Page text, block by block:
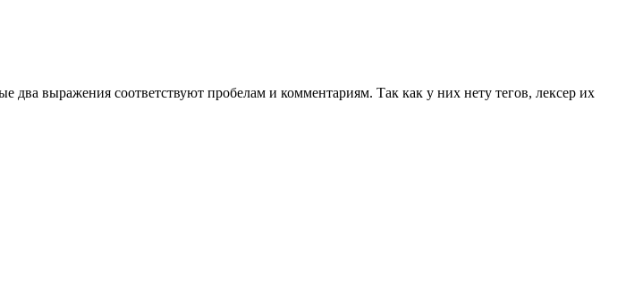
выражения соответствуют пробелам и комментариям. Так как у них нету тегов, лексер их